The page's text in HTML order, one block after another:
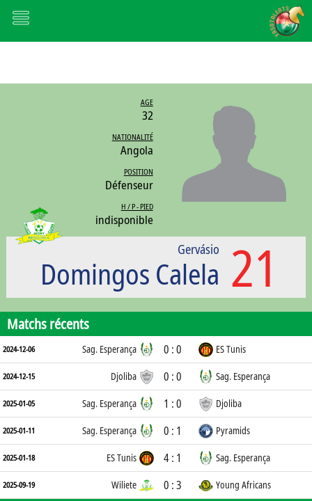
AGE
32
NATIONALITÉ
Angola
POSITION
Défenseur
H / P - PIED
indisponible
21
Gervásio
Domingos Calela
Matchs récents
2024-12-06 Sag. Esperança 0 : 0 ES Tunis
2024-12-15 Djoliba 0 : 0 Sag. Esperança
2025-01-05 Sag. Esperança 1 : 0 Djoliba
2025-01-11 Sag. Esperança 0 : 1 Pyramids
2025-01-18 ES Tunis 4 : 1 Sag. Esperança
2025-09-19 Wiliete 0 : 3 Young Africans